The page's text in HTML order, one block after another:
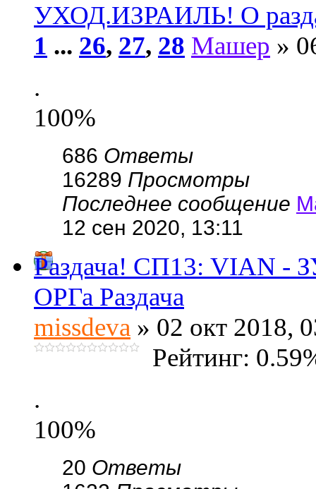
УХОД.ИЗРАИЛЬ! О
1 ... 26, 27, 28 Машер »
.
100%
686 Ответы
16289 Просмотры
Последнее сообщение
12 сен 2020, 13:11
Раздача! СП13: VIAN -
ОРГа Раздача
missdeva » 02 окт 2018,
Рейтинг:
.
100%
20 Ответы